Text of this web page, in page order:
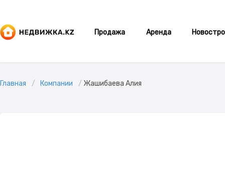
Продажа Аренда
Главная Компании Жашибаева Алия